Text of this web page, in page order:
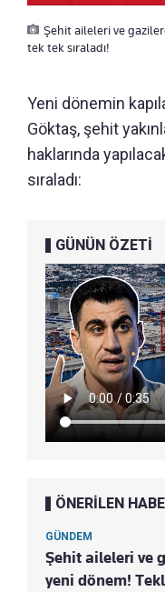
Şehit aileleri ve
tek tek sıraladı!
Yeni dönemin
Göktaş, şehit
haklarında
sıraladı:
GÜNÜN ÖZETİ
ÖNERİLEN
GÜNDEM
Şehit aileleri ve
yeni dönem!